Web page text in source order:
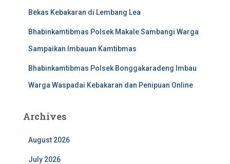
Bekas Kebakaran di Lembang Lea
Bhabinkamtibmas Polsek Makale Sambangi Warga
Sampaikan Imbauan Kamtibmas
Bhabinkamtibmas Polsek Bonggakaradeng Imbau
Warga Waspadai Kebakaran dan Penipuan Online
Archives
August 2026
July 2026